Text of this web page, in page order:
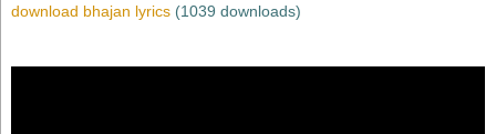
भजन
download bhajan lyrics (1039 downloads)